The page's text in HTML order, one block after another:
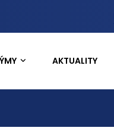
AKTUALITY